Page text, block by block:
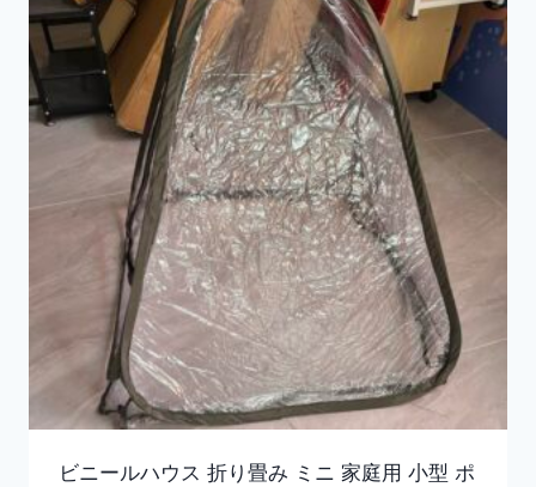
ビニールハウス 折り畳み ミニ 家庭用 小型 ポ